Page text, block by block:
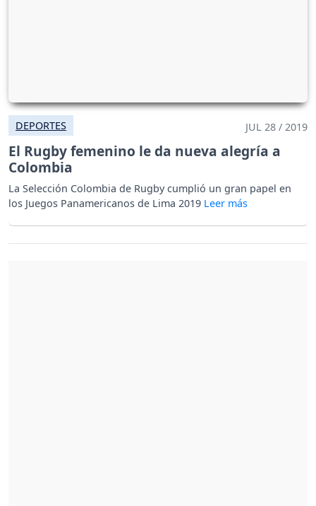
DEPORTES JUL 28 / 2019
El Rugby femenino le da nueva alegría a
Colombia
La Selección Colombia de Rugby cumplió un gran papel en
los Juegos Panamericanos de Lima 2019